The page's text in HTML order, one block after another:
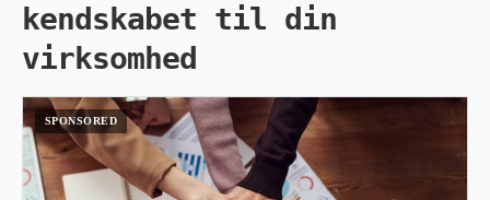
kendskabet til din
virksomhed